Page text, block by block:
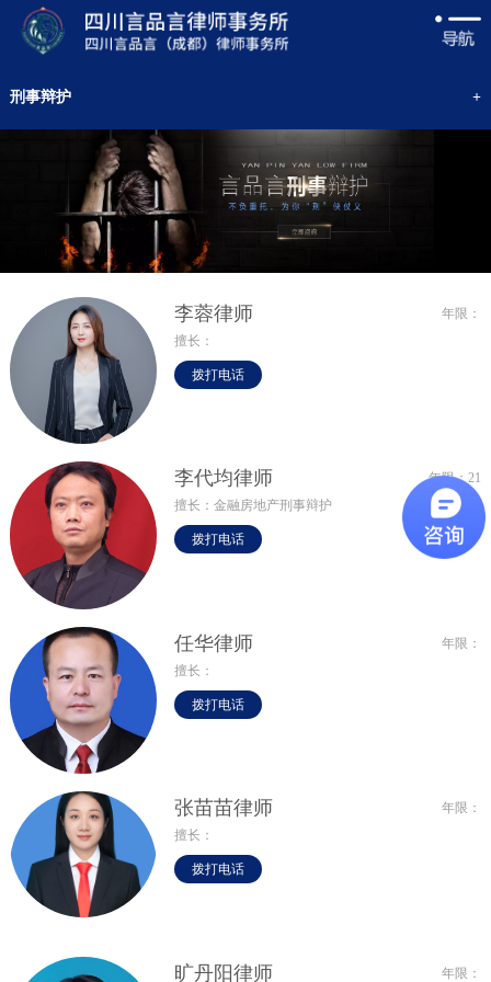
刑事辩护 +
李蓉律师
年限：
擅长：
拨打电话
李代均律师
年限：21
擅长：金融房地产刑事辩护
拨打电话
任华律师
年限：
擅长：
拨打电话
张苗苗律师
年限：
擅长：
拨打电话
旷丹阳律师 年限：